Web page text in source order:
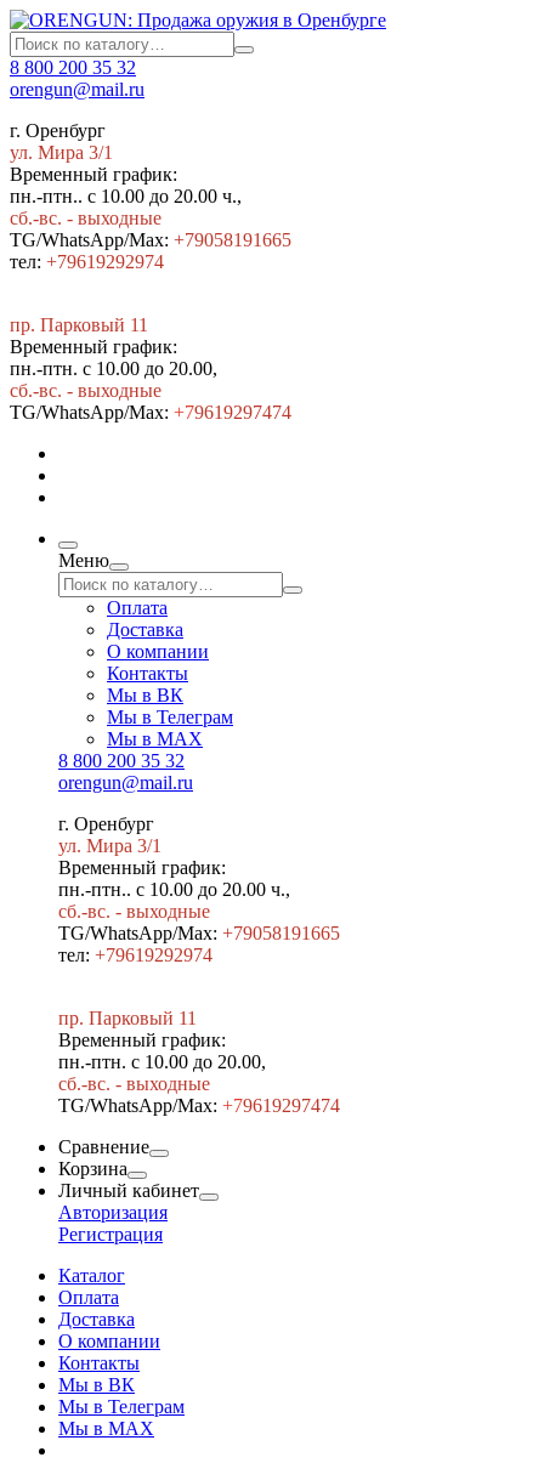
8 800 200 35 32
orengun@mail.ru
г. Оренбург
ул. Мира 3/1
Временный график:
пн.-птн.. с 10.00 до 20.00 ч.,
сб.-вс. - выходные
TG/WhatsApp/Max: +79058191665
тел: +79619292974
пр. Парковый 11
Временный график:
пн.-птн. с 10.00 до 20.00,
сб.-вс. - выходные
TG/WhatsApp/Max: +79619297474
Меню
Оплата
Доставка
О компании
Контакты
Мы в ВК
Мы в Телеграм
Мы в МAX
8 800 200 35 32
orengun@mail.ru
г. Оренбург
ул. Мира 3/1
Временный график:
пн.-птн.. с 10.00 до 20.00 ч.,
сб.-вс. - выходные
TG/WhatsApp/Max: +79058191665
тел: +79619292974
пр. Парковый 11
Временный график:
пн.-птн. с 10.00 до 20.00,
сб.-вс. - выходные
TG/WhatsApp/Max: +79619297474
Сравнение
Корзина
Личный кабинет
Авторизация
Регистрация
Каталог
Оплата
Доставка
О компании
Контакты
Мы в ВК
Мы в Телеграм
Мы в МAX